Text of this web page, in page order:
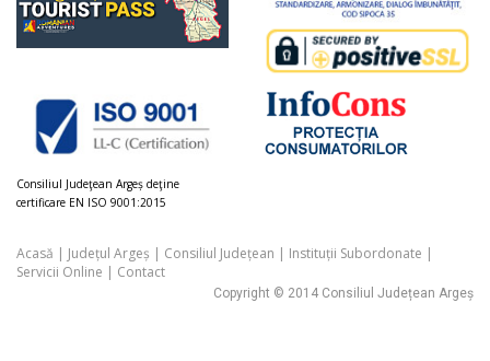
Consiliul Judeţean Argeș deţine
certificare EN ISO 9001:2015
Acasă | Județul Argeș | Consiliul Județean | Instituții Subordonate |
Servicii Online | Contact
Copyright © 2014 Consiliul Județean Argeș